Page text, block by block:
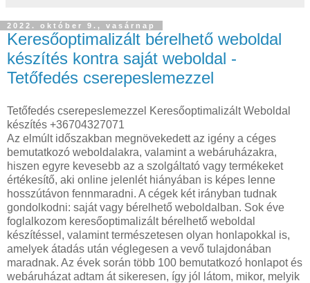
2022. október 9., vasárnap
Keresőoptimalizált bérelhető weboldal
készítés kontra saját weboldal -
Tetőfedés cserepeslemezzel
Tetőfedés cserepeslemezzel Keresőoptimalizált Weboldal
készítés +36704327071
Az elmúlt időszakban megnövekedett az igény a céges
bemutatkozó weboldalakra, valamint a webáruházakra,
hiszen egyre kevesebb az a szolgáltató vagy termékeket
értékesítő, aki online jelenlét hiányában is képes lenne
hosszútávon fennmaradni. A cégek két irányban tudnak
gondolkodni: saját vagy bérelhető weboldalban. Sok éve
foglalkozom keresőoptimalizált bérelhető weboldal
készítéssel, valamint természetesen olyan honlapokkal is,
amelyek átadás után véglegesen a vevő tulajdonában
maradnak. Az évek során több 100 bemutatkozó honlapot és
webáruházat adtam át sikeresen, így jól látom, mikor, melyik